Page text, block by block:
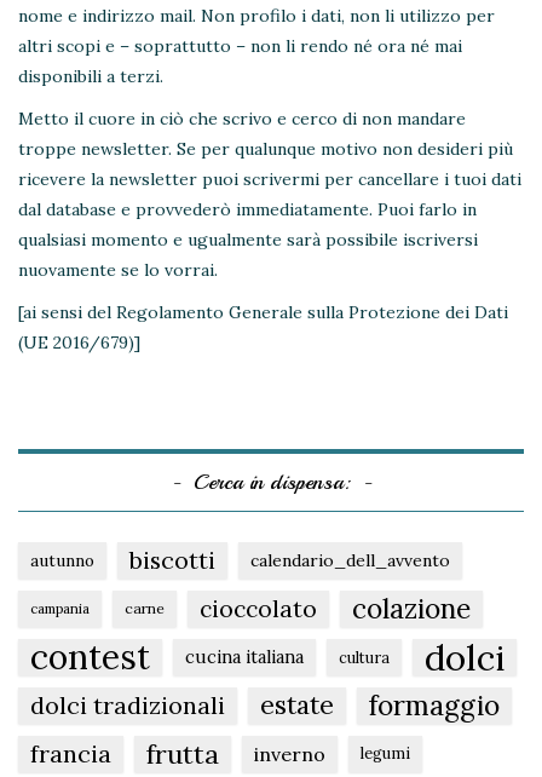
nome e indirizzo mail. Non profilo i dati, non li utilizzo per
altri scopi e – soprattutto – non li rendo né ora né mai
disponibili a terzi.
Metto il cuore in ciò che scrivo e cerco di non mandare
troppe newsletter. Se per qualunque motivo non desideri più
ricevere la newsletter puoi scrivermi per cancellare i tuoi dati
dal database e provvederò immediatamente. Puoi farlo in
qualsiasi momento e ugualmente sarà possibile iscriversi
nuovamente se lo vorrai.
[ai sensi del Regolamento Generale sulla Protezione dei Dati
(UE 2016/679)]
Cerca in dispensa:
autunno biscotti calendario_dell_avvento
campania carne cioccolato colazione
contest cucina italiana cultura dolci
dolci tradizionali estate formaggio
francia frutta inverno legumi